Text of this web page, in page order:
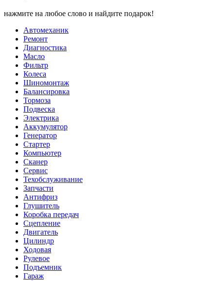
нажмите на любое слово и найдите подарок!
Автомеханик
Ремонт
Диагностика
Масло
Фильтр
Колеса
Шиномонтаж
Балансировка
Тормоза
Подвеска
Электрика
Аккумулятор
Генератор
Стартер
Компьютер
Сканер
Сервис
Техобслуживание
Запчасти
Антифриз
Глушитель
Коробка передач
Сцепление
Двигатель
Цилиндр
Ходовая
Рулевое
Подъемник
Гараж